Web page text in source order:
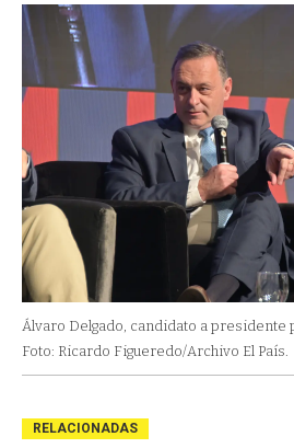
Álvaro Delgado, candidato a presidente
Foto: Ricardo Figueredo/Archivo El País.
RELACIONADAS